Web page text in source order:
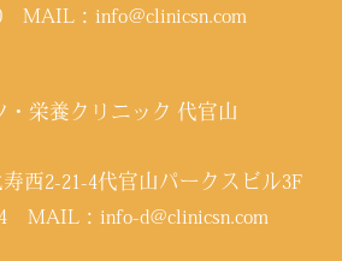
MAIL：info@clinicsn.com
・栄養クリニック 代官山
西2-21-4代官山パークスビル3F
MAIL：info-d@clinicsn.com